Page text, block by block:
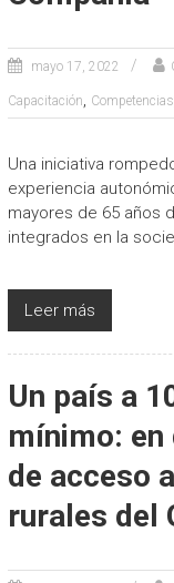
mayo 17, 2022
Capacitación, Competencias
Una iniciativa
experiencia
mayores de 65 años
integrados en la
Leer más
Un país a
mínimo: en
de acceso
rurales del